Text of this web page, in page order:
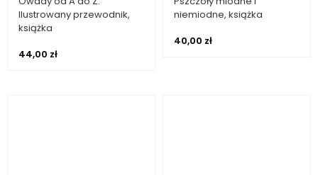
Ilustrowany przewodnik,
książka
44,00 zł
niemiodne, książka
40,00 zł